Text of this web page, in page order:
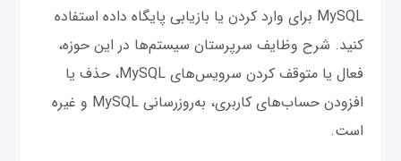
MySQL برای وارد کردن یا بازیابی پایگاه داده استفاده
کنید. شرح وظایف سرپرستان سیستم‌ها در این حوزه،
فعال یا متوقف کردن سرویس‌های MySQL، حذف یا
افزودن حساب‌های کاربری، به‌روزرسانی MySQL و غیره
است.